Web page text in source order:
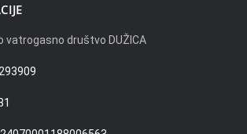
vatrogasno društvo DUŽICA